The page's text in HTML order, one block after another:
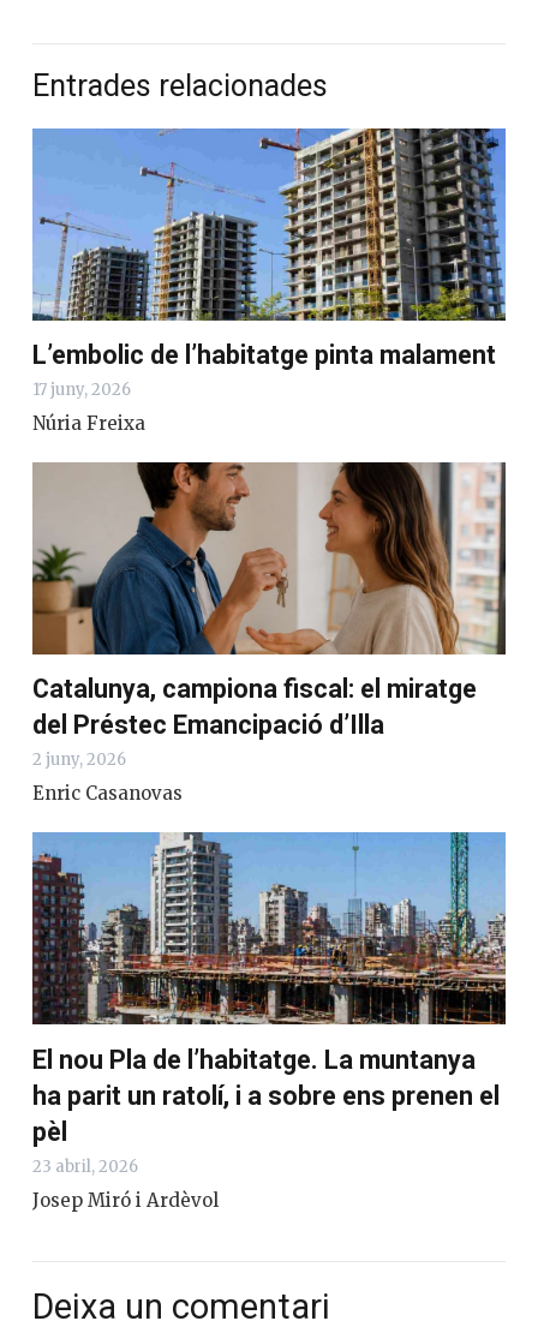
Entrades relacionades
L’embolic de l’habitatge pinta malament
17 juny, 2026
Núria Freixa
Catalunya, campiona fiscal: el miratge
del Préstec Emancipació d’Illa
2 juny, 2026
Enric Casanovas
El nou Pla de l’habitatge. La muntanya
ha parit un ratolí, i a sobre ens prenen el
pèl
23 abril, 2026
Josep Miró i Ardèvol
Deixa un comentari